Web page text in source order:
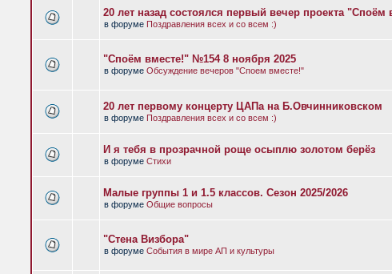
20 лет назад состоялся первый вечер проекта "Споём
в форуме Поздравления всех и со всем :)
"Споём вместе!" №154 8 ноября 2025
в форуме Обсуждение вечеров "Споем вместе!"
20 лет первому концерту ЦАПа на Б.Овчинниковском
в форуме Поздравления всех и со всем :)
И я тебя в прозрачной роще осыплю золотом берёз
в форуме Стихи
Малые группы 1 и 1.5 классов. Сезон 2025/2026
в форуме Общие вопросы
"Стена Визбора"
в форуме События в мире АП и культуры